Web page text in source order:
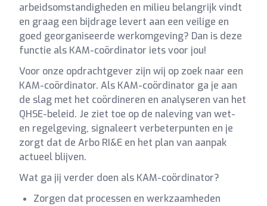
arbeidsomstandigheden en milieu belangrijk vindt
en graag een bijdrage levert aan een veilige en
goed georganiseerde werkomgeving? Dan is deze
functie als KAM-coördinator iets voor jou!
Voor onze opdrachtgever zijn wij op zoek naar een
KAM-coördinator. Als KAM-coördinator ga je aan
de slag met het coördineren en analyseren van het
QHSE-beleid. Je ziet toe op de naleving van wet-
en regelgeving, signaleert verbeterpunten en je
zorgt dat de Arbo RI&E en het plan van aanpak
actueel blijven.
Wat ga jij verder doen als KAM-coördinator?
Zorgen dat processen en werkzaamheden